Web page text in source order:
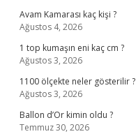
Avam Kamarası kaç kişi ?
Ağustos 4, 2026
1 top kumaşın eni kaç cm ?
Ağustos 3, 2026
1100 ölçekte neler gösterilir ?
Ağustos 3, 2026
Ballon d’Or kimin oldu ?
Temmuz 30, 2026